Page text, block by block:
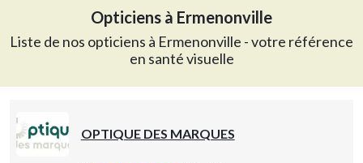
Opticiens à Ermenonville
Liste de nos opticiens à Ermenonville - votre référence
en santé visuelle
OPTIQUE DES MARQUES